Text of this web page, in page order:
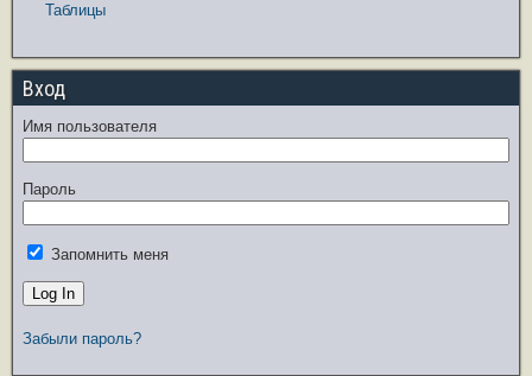
Таблицы
Вход
Имя пользователя
Пароль
Запомнить меня
Забыли пароль?